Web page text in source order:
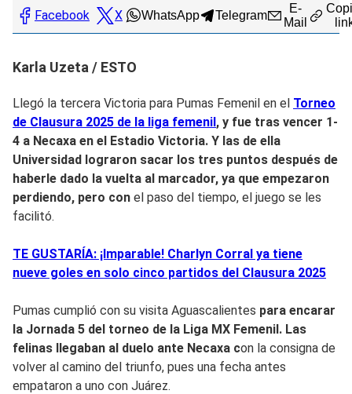
Facebook X WhatsApp Telegram
E-
Mail
Karla Uzeta / ESTO
Llegó la tercera Victoria para Pumas Femenil en el Torneo
de Clausura 2025 de la liga femenil, y fue tras vencer 1-
4 a Necaxa en el Estadio Victoria. Y las de ella
Universidad lograron sacar los tres puntos después de
haberle dado la vuelta al marcador, ya que empezaron
perdiendo, pero con el paso del tiempo, el juego se les
facilitó.
TE GUSTARÍA: ¡Imparable! Charlyn Corral ya tiene
nueve goles en solo cinco partidos del Clausura 2025
Pumas cumplió con su visita Aguascalientes para encarar
la Jornada 5 del torneo de la Liga MX Femenil. Las
felinas llegaban al duelo ante Necaxa con la consigna de
volver al camino del triunfo, pues una fecha antes
empataron a uno con Juárez.